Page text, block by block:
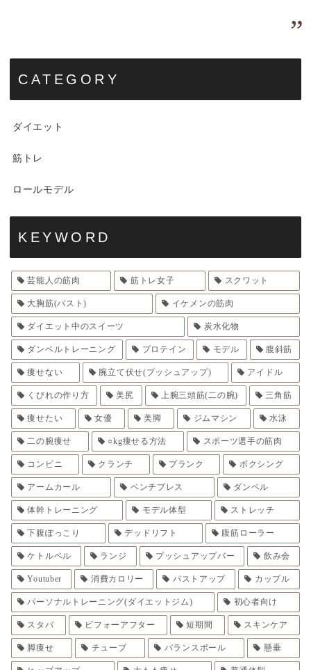
CATEGORY
ダイエット
筋トレ
ロールモデル
KEYWORD
芸能人の筋肉 筋トレ女子 スクワット
大胸筋(バスト) イケメンの筋肉
ダイエット中のスイーツ 炭水化物
ダンベルトレーニング プロテイン モデル 腹斜筋
痩せない 腕立て伏せ(プッシュアップ) アイドル
くびれの作り方 美尻 上腕三頭筋(二の腕) 三角筋
痩せたい 女優 美脚 ジムマシン 水泳
二の腕痩せ ○kg痩せる方法 スポーツ選手の筋肉
コンビニ クランチ プランク ボクシング
アームカール ベンチプレス ダンベル
体幹トレーニング モデル体型 ストレッチ
下腹ぽっこり デッドリフト 腹筋ローラー
ケトルベル ランジ プッシュアップバー 飲み会
Youtuber 消費カロリー バストアップ カップル
パーソナルトレーニング(ダイエットジム) 初心者向け
スタバ ビフォーアフター 短期間 スキンケア
脚痩せ チューブ バランスボール 懸垂